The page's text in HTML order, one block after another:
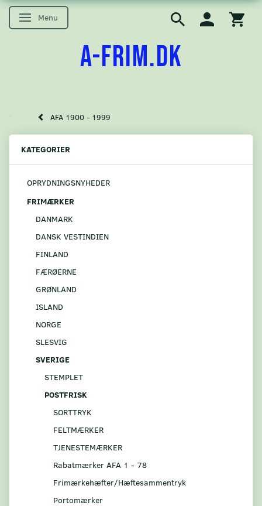
Skifte navigation
Menu
A-FRIM.DK
AFA 1900 - 1999
KATEGORIER
OPRYDNINGSNYHEDER
FRIMÆRKER
DANMARK
DANSK VESTINDIEN
FINLAND
FÆRØERNE
GRØNLAND
ISLAND
NORGE
SLESVIG
SVERIGE
STEMPLET
POSTFRISK
SORTTRYK
FELTMÆRKER
TJENESTEMÆRKER
Rabatmærker AFA 1 - 78
Frimærkehæfter/Hæftesammentryk
Portomærker